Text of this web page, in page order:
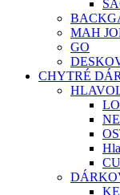
MAH
GO
CHYTRÉ